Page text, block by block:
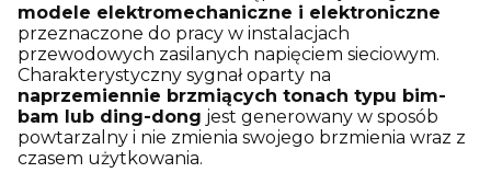
modele elektromechaniczne i elektroniczne
przeznaczone do pracy w instalacjach
przewodowych zasilanych napięciem sieciowym.
Charakterystyczny sygnał oparty na
naprzemiennie brzmiących tonach typu bim-
bam lub ding-dong jest generowany w sposób
powtarzalny i nie zmienia swojego brzmienia wraz z
czasem użytkowania.